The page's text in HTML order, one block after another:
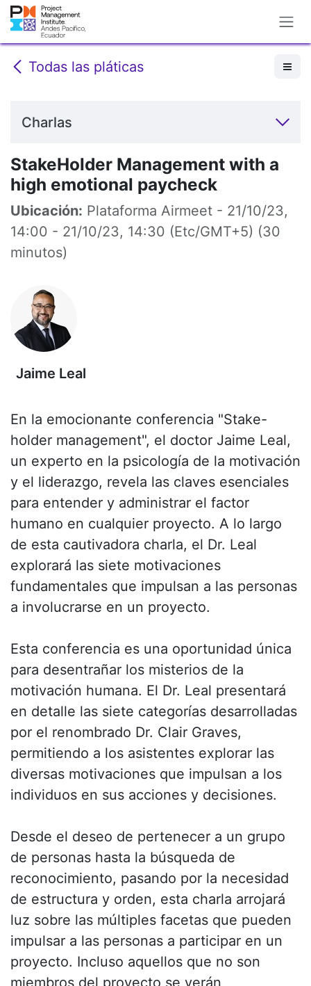
Ir al contenido
Todas las pláticas
Charlas
StakeHolder Management with a
high emotional paycheck
Ubicación: Plataforma Airmeet - 21/10/23,
14:00 - 21/10/23, 14:30 (Etc/GMT+5) (30
minutos)
Jaime Leal
En la emocionante conferencia "Stake-
holder management", el doctor Jaime Leal,
un experto en la psicología de la motivación
y el liderazgo, revela las claves esenciales
para entender y administrar el factor
humano en cualquier proyecto. A lo largo
de esta cautivadora charla, el Dr. Leal
explorará las siete motivaciones
fundamentales que impulsan a las personas
a involucrarse en un proyecto.
Esta conferencia es una oportunidad única
para desentrañar los misterios de la
motivación humana. El Dr. Leal presentará
en detalle las siete categorías desarrolladas
por el renombrado Dr. Clair Graves,
permitiendo a los asistentes explorar las
diversas motivaciones que impulsan a los
individuos en sus acciones y decisiones.
Desde el deseo de pertenecer a un grupo
de personas hasta la búsqueda de
reconocimiento, pasando por la necesidad
de estructura y orden, esta charla arrojará
luz sobre las múltiples facetas que pueden
impulsar a las personas a participar en un
proyecto. Incluso aquellos que no son
miembros del proyecto se verán